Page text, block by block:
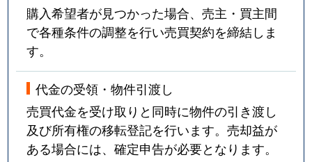
購入希望者が見つかった場合、売主・買主間
で各種条件の調整を行い売買契約を締結しま
す。
代金の受領・物件引渡し
売買代金を受け取りと同時に物件の引き渡し
及び所有権の移転登記を行います。売却益が
ある場合には、確定申告が必要となります。